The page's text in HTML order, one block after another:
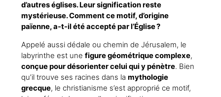
d’autres églises. Leur signification reste
mystérieuse. Comment ce motif, d’origine
païenne, a-t-il été accepté par l’Église ?
Appelé aussi dédale ou chemin de Jérusalem, le
labyrinthe est une figure géométrique complexe,
conçue pour désorienter celui qui y pénètre. Bien
qu’il trouve ses racines dans la mythologie
grecque, le christianisme s’est approprié ce motif,